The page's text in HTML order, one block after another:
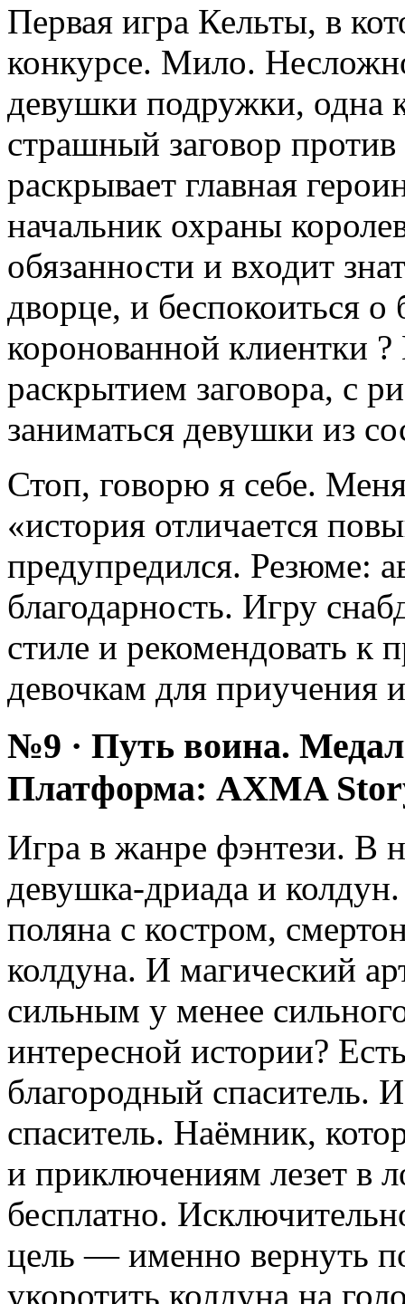
Первая игра Кельты, в
конкурсе. Мило.
девушки подружки, одна
страшный заговор
раскрывает главная
начальник охраны
обязанности и входит
дворце, и беспокоиться о
коронованной клиентки
раскрытием заговора, с
заниматься девушки из
Стоп, говорю я себе.
«история отличается
предупредился. Резюме:
благодарность. Игру
стиле и рекомендовать к
девочкам для приучения
№9 · Путь воина.
Платформа: AXMA
Игра в жанре фэнтези. В
девушка-дриада и
поляна с костром,
колдуна. И магический
сильным у менее
интересной истории?
благородный спаситель.
спаситель. Наёмник,
и приключениям лезет в
бесплатно.
цель — именно вернуть
укоротить колдуна на